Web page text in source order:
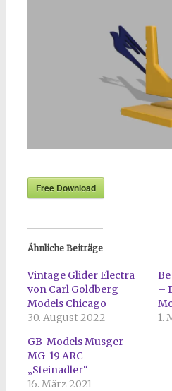
Free Download
Ähnliche Beiträge
Vintage Glider Electra
von Carl Goldberg
Models Chicago
30. August 2022
–
1.
GB-Models Musger
MG-19 ARC
„Steinadler“
16. März 2021